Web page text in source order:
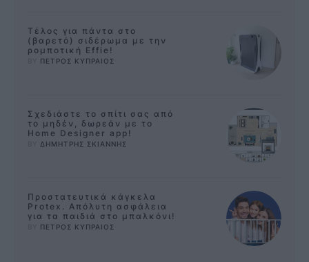
Τέλος για πάντα στο
(βαρετό) σιδέρωμα με την
ρομποτική Effie!
ΠΕΤΡΟΣ ΚΥΠΡΑΙΟΣ
Σχεδιάστε το σπίτι σας από
το μηδέν, δωρεάν με το
Home Designer app!
ΔΗΜΗΤΡΗΣ ΣΚΙΑΝΝΗΣ
Προστατευτικά κάγκελα
Protex. Απόλυτη ασφάλεια
για τα παιδιά στο μπαλκόνι!
ΠΕΤΡΟΣ ΚΥΠΡΑΙΟΣ